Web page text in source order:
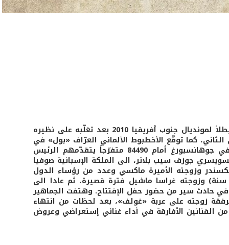
تربّع المنتخب الإسباني على العرش العالمي للمرة الأولى في تاريخه وتوّج بطلاً لمونديال جنوب أفريقيا 2010 بعد تغلّبه على نظيره
في الدقيقة الـ16 من الشوط الإضافي الثاني، كما توقّع الأخطبوط الألماني العرّاف «بول» في
المباراة النهائية التي جرت مساء 11/7/2010، على ملعب «سوكر سيتي» في جوهانسبورغ أمام 84490 متفرّجاً يتقدّمهم الرئيس
جوزف سيب بلاتر، الى الملكة الإسبانية صوفيا
وزوجته الأميرة ماكسي وعدد من رؤساء الدول
كذلك حضر الرئيس الأفريقي الجنوبي السابق نلسون مانديلا (91 سنة) وزوجته غراسا ماشيل فترة قصيرة، ثم عادا الى
في حادث سير من حضور حفل الإفتتاح. وهتفت الجماهير
زوجته على عربة «غولف»، بعد لحظات من انتهاء
الفنانين الأفارقة في أداء غنائي إستعراضي وعروض